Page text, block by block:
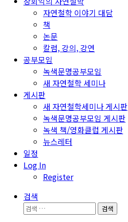
자연철학 이야기 대담
책
논문
칼럼, 강의, 강연
공부모임
녹색문명공부모임
새 자연철학 세미나
게시판
새 자연철학세미나 게시판
녹색문명공부모임 게시판
녹색 책/영화클럽 게시판
뉴스레터
일정
Log In
Register
검색
검